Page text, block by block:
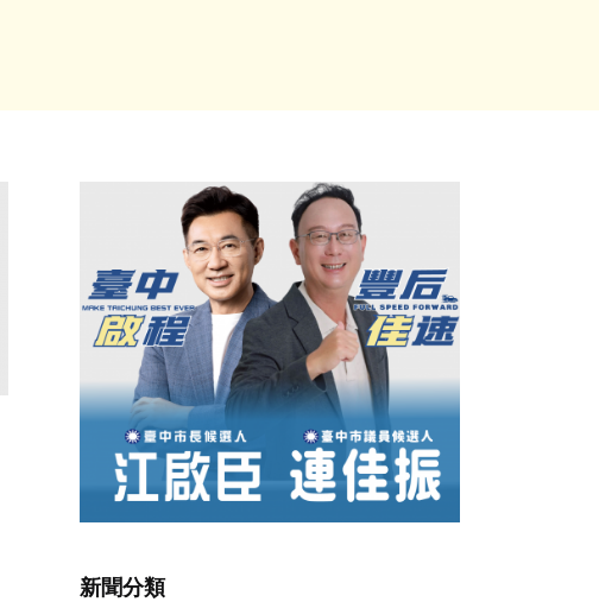
新聞分類